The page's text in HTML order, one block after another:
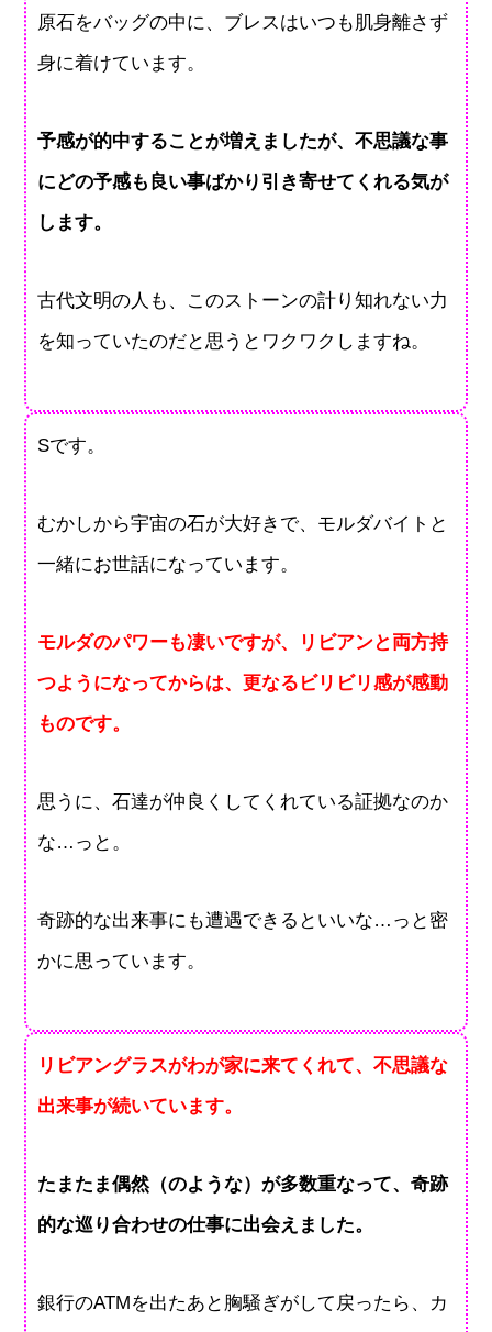
原石をバッグの中に、ブレスはいつも肌身離さず
身に着けています。
予感が的中することが増えましたが、不思議な事
にどの予感も良い事ばかり引き寄せてくれる気が
します。
古代文明の人も、このストーンの計り知れない力
を知っていたのだと思うとワクワクしますね。
Sです。
むかしから宇宙の石が大好きで、モルダバイトと
一緒にお世話になっています。
モルダのパワーも凄いですが、リビアンと両方持
つようになってからは、更なるビリビリ感が感動
ものです。
思うに、石達が仲良くしてくれている証拠なのか
な…っと。
奇跡的な出来事にも遭遇できるといいな…っと密
かに思っています。
リビアングラスがわが家に来てくれて、不思議な
出来事が続いています。
たまたま偶然（のような）が多数重なって、奇跡
的な巡り合わせの仕事に出会えました。
銀行のATMを出たあと胸騒ぎがして戻ったら、カ